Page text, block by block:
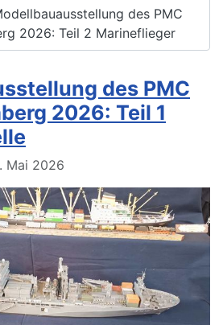
des PMC
2026: Teil 2 Marineflieger
des PMC
2026: Teil 1
Mai 2026